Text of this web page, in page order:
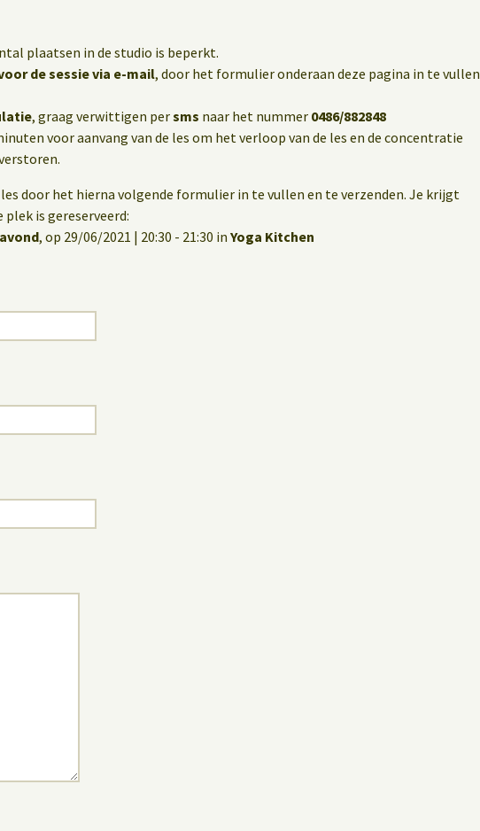
plaatsen in de studio is beperkt.
de sessie via e-mail, door het formulier onderaan deze pagina in te vullen
, graag verwittigen persms naar het nummer 0486/882848
voor aanvang van de les om het verloop van de les en de concentratie
door het hierna volgende formulier in te vullen en te verzenden. Je krijgt
is gereserveerd:
, op 29/06/2021 | 20:30 - 21:30 in Yoga Kitchen